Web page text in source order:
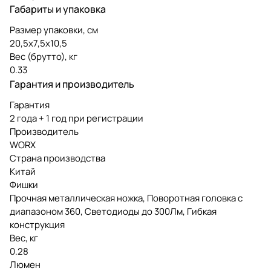
Габариты и упаковка
Размер упаковки, см
20,5х7,5х10,5
Вес (брутто), кг
0.33
Гарантия и производитель
Гарантия
2 года + 1 год при регистрации
Производитель
WORX
Страна производства
Китай
Фишки
Прочная металлическая ножка, Поворотная головка с
диапазоном 360, Светодиоды до 300Лм, Гибкая
конструкция
Вес, кг
0.28
Люмен